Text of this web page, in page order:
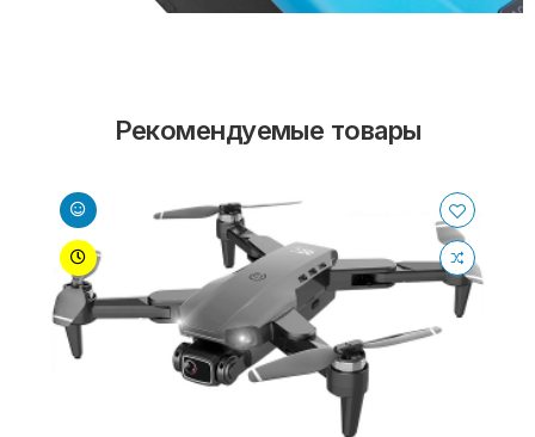
Рекомендуемые товары